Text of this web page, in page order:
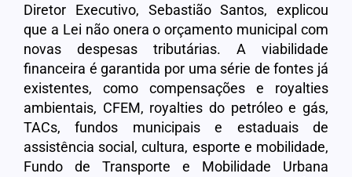
Diretor Executivo, Sebastião Santos, explicou
que a Lei não onera o orçamento municipal com
novas despesas tributárias. A viabilidade
financeira é garantida por uma série de fontes já
existentes, como compensações e royalties
ambientais, CFEM, royalties do petróleo e gás,
TACs, fundos municipais e estaduais de
assistência social, cultura, esporte e mobilidade,
Fundo de Transporte e Mobilidade Urbana